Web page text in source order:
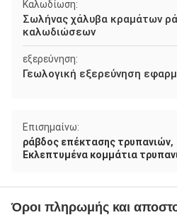
Καλωδίωση:
Σωλήνας χάλυβα κραμάτων
καλωδιώσεων
εξερεύνηση:
Γεωλογική εξερεύνηση
Επισημαίνω:
ράβδος επέκτασης τρυπανιών,
Εκλεπτυμένα κομμάτια
Όροι πληρωμής και